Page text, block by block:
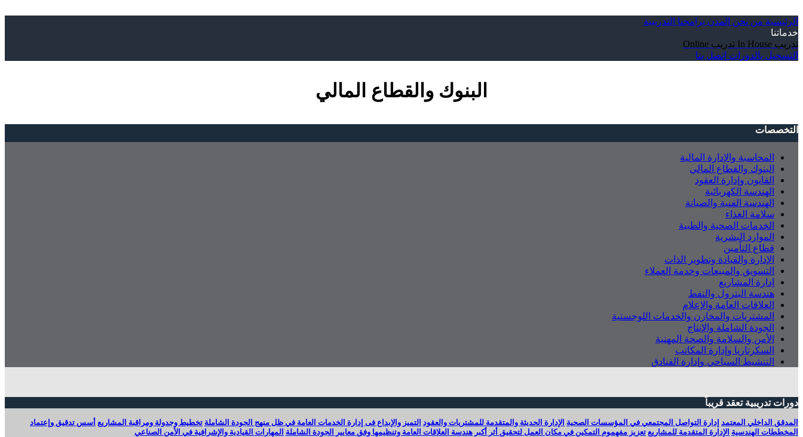
الرئيسية من نحن المدن برامجنا التدريبية
خدماتنا
تدريب In House
تدريب Online
التسجيل بالدورات إتصل بنا
البنوك والقطاع المالي
التخصصات
المحاسبة والإدارة المالية
البنوك والقطاع المالي
القانون وإدارة العقود
الهندسة الكهربائية
الهندسة الفنية والصيانة
سلامة الغذاء
الخدمات الصحية والطبية
الموارد البشرية
قطاع التأمين
الإدارة والقيادة وتطوير الذات
التسويق والمبيعات وخدمة العملاء
إدارة المشاريع
هندسة البترول والنفط
العلاقات العامة والإعلام
المشتريات والمخازن والخدمات اللوجستية
الجودة الشاملة والإنتاج
الأمن والسلامة والصحة المهنية
السكرتاريا وإدارة المكاتب
التنشيط السياحي وإدارة الفنادق
دورات تدريبية تعقد قريباً
المدقق الداخلي المعتمد إدارة التواصل المجتمعي في المؤسسات الصحية الإدارة الحديثة والمتقدمة للمشتريات والعقود التميز والإبداع فى إدارة الخدمات العامة في ظل منهج الجودة الشاملة تخطيط وجدولة ومراقبة المشاريع أسس تدقيق وإعتماد
المخططات الهندسية الإدارة المتقدمة للمشاريع تعزيز مفهموم التمكين في مكان العمل لتحقيق أثر أكبر هندسة العلاقات العامة وتنظيمها وفق معايير الجودة الشاملة المهارات القيادية والإشرافية في الأمن الصناعي